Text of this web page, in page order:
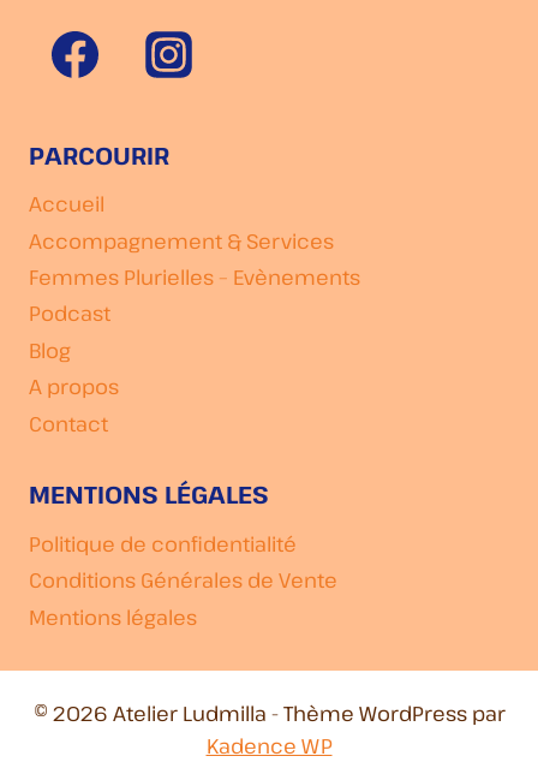
À
L’HEURE
PARCOURIR
Accueil
Accompagnement & Services
Femmes Plurielles – Evènements
Podcast
Blog
A propos
Contact
MENTIONS LÉGALES
Politique de confidentialité
Conditions Générales de Vente
Mentions légales
© 2026 Atelier Ludmilla - Thème WordPress par
Kadence WP